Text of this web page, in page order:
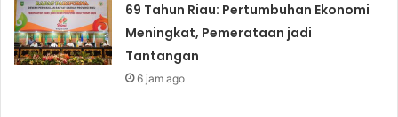
69 Tahun Riau: Pertumbuhan Ekonomi
Meningkat, Pemerataan jadi
Tantangan
6 jam ago